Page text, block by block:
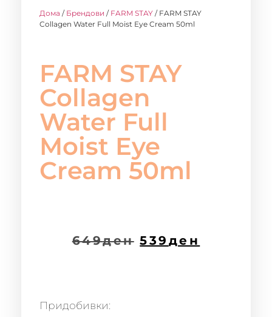
Дома / Брендови / FARM STAY / FARM STAY
Collagen Water Full Moist Eye Cream 50ml
FARM STAY
Collagen
Water Full
Moist Eye
Cream 50ml
649ден 539 ден
Придобивки: